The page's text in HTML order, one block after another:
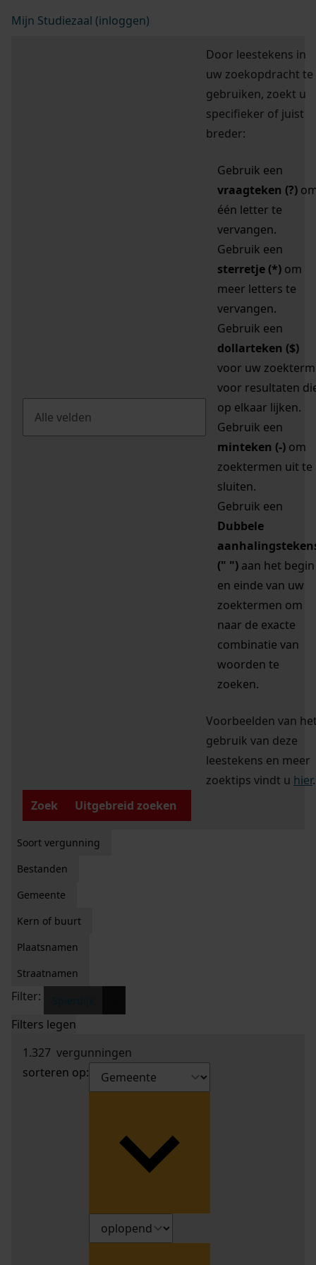
Mijn Studiezaal (inloggen)
Door leestekens in
uw zoekopdracht te
gebruiken, zoekt u
specifieker of juist
breder:
Gebruik een
vraagteken (?)
één letter te
vervangen.
Gebruik een
sterretje (*) om
meer letters te
vervangen.
Gebruik een
dollarteken ($)
voor uw zoekterm
voor resultaten
op elkaar lijken.
Gebruik een
minteken (-) om
zoektermen uit te
sluiten.
Gebruik een
Dubbele
(" ") aan het begin
en einde van uw
zoektermen om
naar de exacte
combinatie van
woorden te
zoeken.
Voorbeelden van
gebruik van deze
leestekens en meer
zoektips vindt u hier.
Zoek
Uitgebreid zoeken
Soort vergunning
Bestanden
Gemeente
Kern of buurt
Plaatsnamen
Straatnamen
Filter:
Filters legen
1.327 vergunningen
sorteren op: